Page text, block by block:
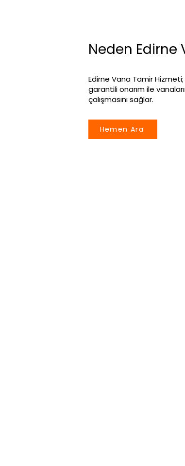
Neden Edirne
Edirne Vana Tamir
garantili onarım ile
çalışmasını sağlar.
Hemen Ara